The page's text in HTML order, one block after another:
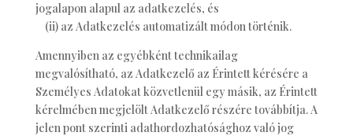
jogalapon alapul az adatkezelés, és
(ii) az Adatkezelés automatizált módon történik.
Amennyiben az egyébként technikailag
megvalósítható, az Adatkezelő az Érintett kérésére a
Személyes Adatokat közvetlenül egy másik, az Érintett
kérelmében megjelölt Adatkezelő részére továbbítja. A
jelen pont szerinti adathordozhatósághoz való jog